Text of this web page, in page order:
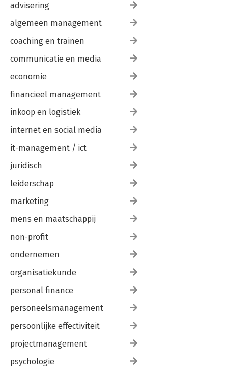
advisering
algemeen management
coaching en trainen
communicatie en media
economie
financieel management
inkoop en logistiek
internet en social media
it-management / ict
juridisch
leiderschap
marketing
mens en maatschappij
non-profit
ondernemen
organisatiekunde
personal finance
personeelsmanagement
persoonlijke effectiviteit
projectmanagement
psychologie